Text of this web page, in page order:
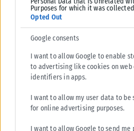
Purposes for which it was
Opted Out
Google consents
I want to allow Google to enable
to advertising like cookies on web
identifiers in apps.
I want to allow my user data to be
for online advertising purposes.
I want to allow Google to send me